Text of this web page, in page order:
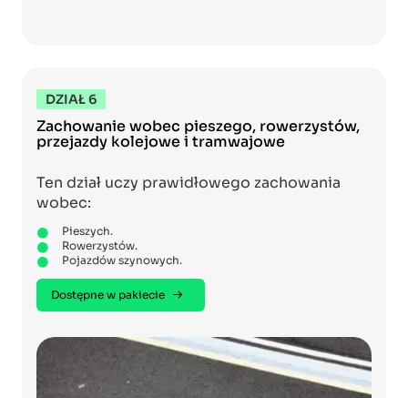
DZIAŁ 6
Zachowanie wobec pieszego, rowerzystów,
przejazdy kolejowe i tramwajowe
Ten dział uczy prawidłowego zachowania
wobec:
Pieszych.
Rowerzystów.
Pojazdów szynowych.
Dostępne w pakiecie